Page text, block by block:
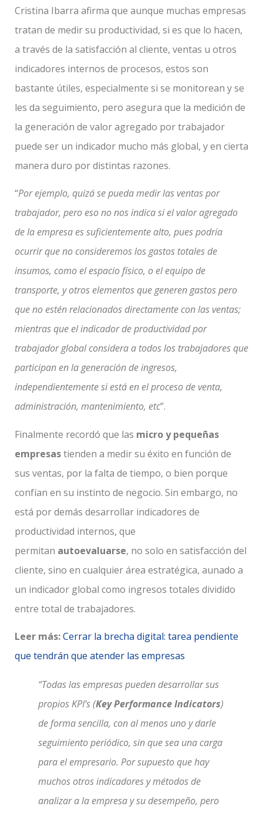
Cristina Ibarra afirma que aunque muchas empresas
tratan de medir su productividad, si es que lo hacen,
a través de la satisfacción al cliente, ventas u otros
indicadores internos de procesos, estos son
bastante útiles, especialmente si se monitorean y se
les da seguimiento, pero asegura que la medición de
la generación de valor agregado por trabajador
puede ser un indicador mucho más global, y en cierta
manera duro por distintas razones.
“Por ejemplo, quizá se pueda medir las ventas por
trabajador, pero eso no nos indica si el valor agregado
de la empresa es suficientemente alto, pues podría
ocurrir que no consideremos los gastos totales de
insumos, como el espacio físico, o el equipo de
transporte, y otros elementos que generen gastos pero
que no estén relacionados directamente con las ventas;
mientras que el indicador de productividad por
trabajador global considera a todos los trabajadores que
participan en la generación de ingresos,
independientemente si está en el proceso de venta,
administración, mantenimiento, etc”.
Finalmente recordó que las micro y pequeñas
empresastienden a medir su éxito en función de
sus ventas, por la falta de tiempo, o bien porque
confían en su instinto de negocio. Sin embargo, no
está por demás desarrollar indicadores de
productividad internos, que
permitan autoevaluarse, no solo en satisfacción del
cliente, sino en cualquier área estratégica, aunado a
un indicador global como ingresos totales dividido
entre total de trabajadores.
Leer más:Cerrar la brecha digital: tarea pendiente
que tendrán que atender las empresas
“Todas las empresas pueden desarrollar sus
propios KPI’s (Key Performance Indicators)
de forma sencilla, con al menos uno y darle
seguimiento periódico, sin que sea una carga
para el empresario. Por supuesto que hay
muchos otros indicadores y métodos de
analizar a la empresa y su desempeño, pero